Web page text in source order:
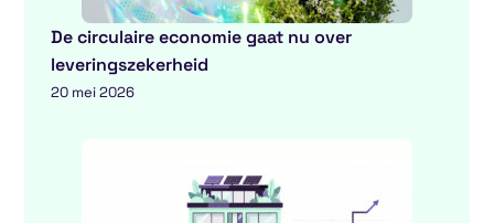
De circulaire economie gaat nu over
leveringszekerheid
20 mei 2026